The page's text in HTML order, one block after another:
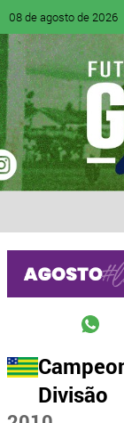
08 de agosto de 2026
Divisão